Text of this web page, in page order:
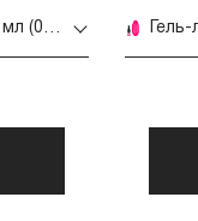
Гель-лак ANTONIO DAMATTI 9 мл (016)